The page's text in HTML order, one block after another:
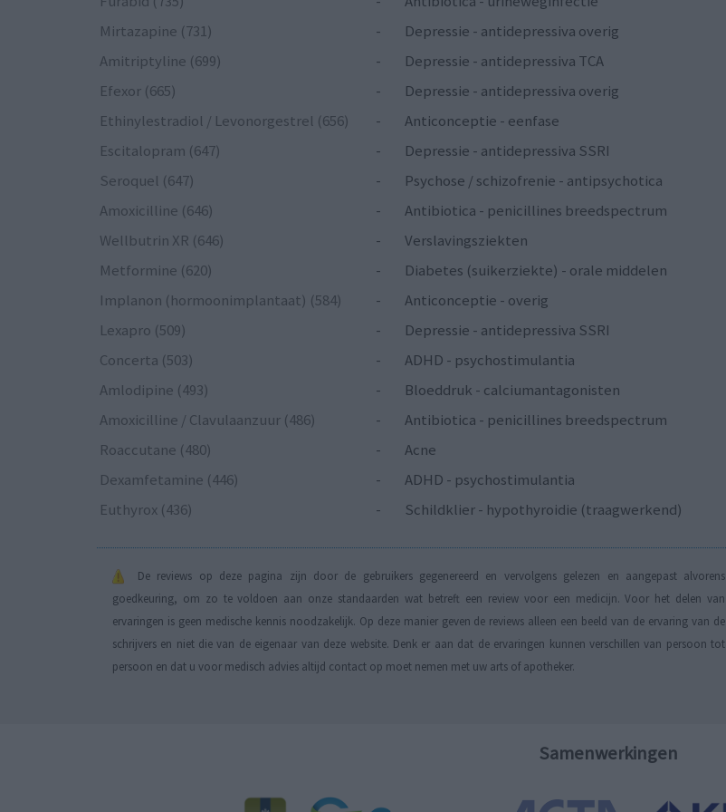
Mirtazapine (731)
-
Depressie - antidepressiva overig
Amitriptyline (699)
-
Depressie - antidepressiva TCA
Efexor (665)
-
Depressie - antidepressiva overig
Ethinylestradiol / Levonorgestrel (656)
-
Anticonceptie - eenfase
Escitalopram (647)
-
Depressie - antidepressiva SSRI
Seroquel (647)
-
Psychose / schizofrenie - antipsychotica
Amoxicilline (646)
-
Antibiotica - penicillines breedspectrum
Wellbutrin XR (646)
-
Verslavingsziekten
Metformine (620)
-
Diabetes (suikerziekte) - orale middelen
Implanon (hormoonimplantaat) (584)
-
Anticonceptie - overig
Lexapro (509)
-
Depressie - antidepressiva SSRI
Concerta (503)
-
ADHD - psychostimulantia
Amlodipine (493)
-
Bloeddruk - calciumantagonisten
Amoxicilline / Clavulaanzuur (486)
-
Antibiotica - penicillines breedspectrum
Roaccutane (480)
-
Acne
Dexamfetamine (446)
-
ADHD - psychostimulantia
Euthyrox (436)
- Schildklier - hypothyroidie (traagwerkend)
De reviews op deze pagina zijn door de gebruikers gegenereerd en vervolgens gelezen en aangepast alvorens
goedkeuring, om zo te voldoen aan onze standaarden wat betreft een review voor een medicijn. Voor het delen van
ervaringen is geen medische kennis noodzakelijk. Op deze manier geven de reviews alleen een beeld van de ervaring van de
schrijvers en niet die van de eigenaar van deze website. Denk er aan dat de ervaringen kunnen verschillen van persoon tot
persoon en dat u voor medisch advies altijd contact op moet nemen met uw arts of apotheker.
Samenwerkingen